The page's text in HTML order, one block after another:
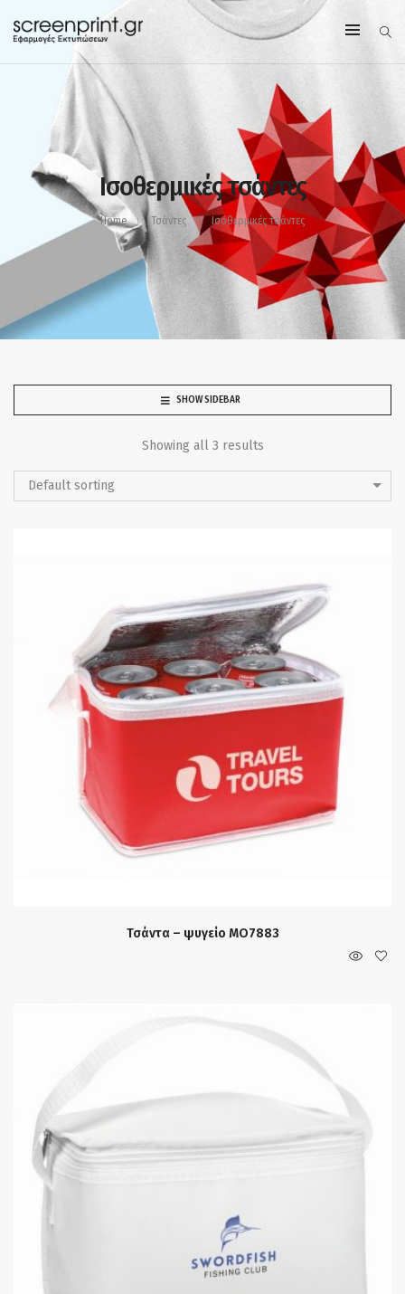
Ισοθερμικές τσάντες
Home Τσάντες Ισοθερμικές τσάντες
SHOW SIDEBAR
Showing all 3 results
Default sorting
Τσάντα – ψυγείο MO7883